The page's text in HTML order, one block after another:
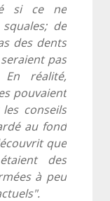
si ce ne
de
des dents
pas
réalité,
pouvaient
conseils
au fond
que
étaient des
à peu